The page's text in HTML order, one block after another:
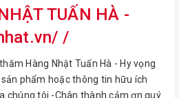
NHẬT TUẤN HÀ -
/
Hàng Nhật Tuấn Hà - Hy vọng
phẩm hoặc thông tin hữu ích
chúng tôi -Chân thành cảm ơn quý